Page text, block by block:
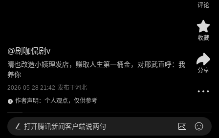
@剧咖侃剧v
晴也改造小姨理发店，赚取人生第一桶金，对邢武直呼：我
养你
2026-05-28 21:42 发布于河北
作者声明：个人观点，仅供参考
评论
收藏
分享
打开腾讯新闻客户端说两句